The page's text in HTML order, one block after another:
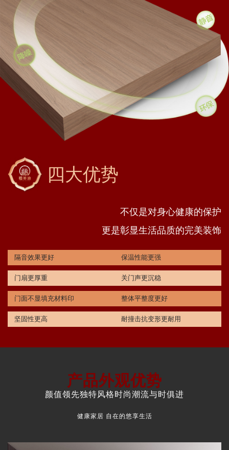
四大优势
不仅是对身心健康的保护
更是彰显生活品质的完美装饰
隔音效果更好 保温性能更强
门扇更厚重 关门声更沉稳
门面不显填充材料印 整体平整度更好
坚固性更高 耐撞击抗变形更耐用
产品外观优势
颜值领先独特风格时尚潮流与时俱进
健康家居 自在的悠享生活